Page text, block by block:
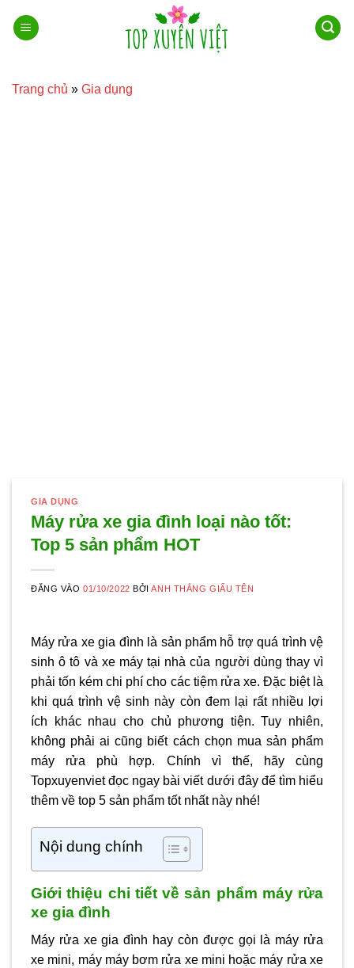
qua
Trang chủ » Gia dụng
GIA DỤNG
Máy rửa xe gia đình loại nào tốt:
Top 5 sản phẩm HOT
ĐĂNG VÀO01/10/2022 BỞIANH THẮNG GIẤU TÊN
Máy rửa xe gia đình là sản phẩm hỗ trợ quá trình vệ
sinh ô tô và xe máy tại nhà của người dùng thay vì
phải tốn kém chi phí cho các tiệm rửa xe. Đặc biệt là
khi quá trình vệ sinh này còn đem lại rất nhiều lợi
ích khác nhau cho chủ phương tiện. Tuy nhiên,
không phải ai cũng biết cách chọn mua sản phẩm
máy rửa phù hợp. Chính vì thế, hãy cùng
Topxuyenviet đọc ngay bài viết dưới đây để tìm hiểu
thêm về top 5 sản phẩm tốt nhất này nhé!
Nội dung chính
Giới thiệu chi tiết về sản phẩm máy rửa
xe gia đình
Máy rửa xe gia đình hay còn được gọi là máy rửa
xe mini, máy máy bơm rửa xe mini hoặc máy rửa xe